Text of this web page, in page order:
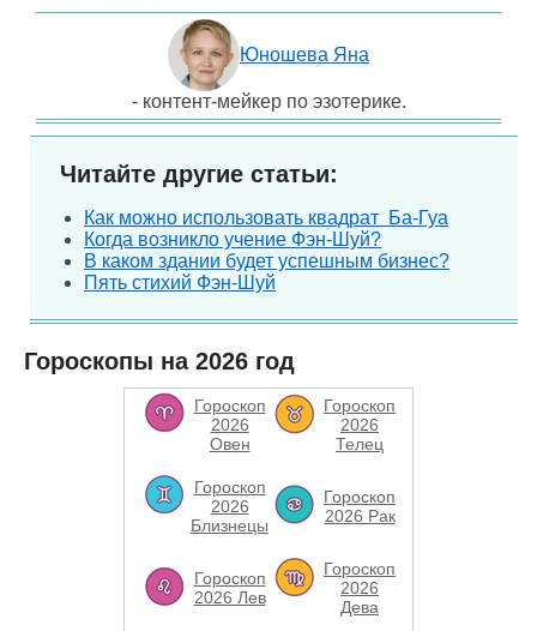
Юношева Яна
- контент-мейкер по эзотерике.
Читайте другие статьи:
Как можно использовать квадрат Ба-Гуа
Когда возникло учение Фэн-Шуй?
В каком здании будет успешным бизнес?
Пять стихий Фэн-Шуй
Гороскопы на 2026 год
Гороскоп
2026
Овен
Гороскоп
2026
Телец
Гороскоп
2026
Близнецы
Гороскоп
2026 Рак
Гороскоп
2026 Лев
Гороскоп
2026
Дева